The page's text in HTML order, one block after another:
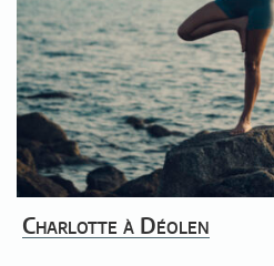
Charlotte à Déolen